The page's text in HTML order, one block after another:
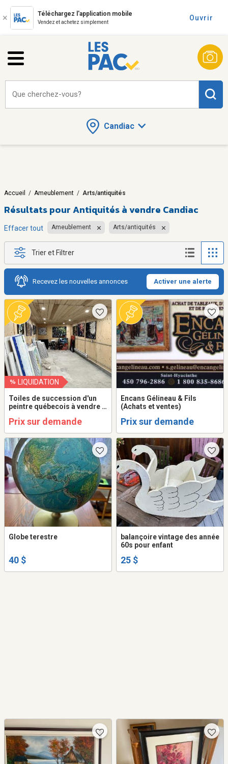
Téléchargez l'application mobile
Vendez et achetez simplement
Ouvrir
Candiac
Que cherchez-vous?
Accueil / Ameublement / Arts/antiquités
Résultats pourAntiquités à vendre Candiac
Effacer tout Ameublement Arts/antiquités
Trier et Filtrer
Recevez les nouvelles annonces Activer une alerte
LIQUIDATION
Toiles de succession d'un
peintre québecois à vendre à
Prix sur demande
Encans Gélineau & Fils
(Achats et ventes)
Prix sur demande
Globe terestre
40 $
balançoire vintage des année
60s pour enfant
25 $